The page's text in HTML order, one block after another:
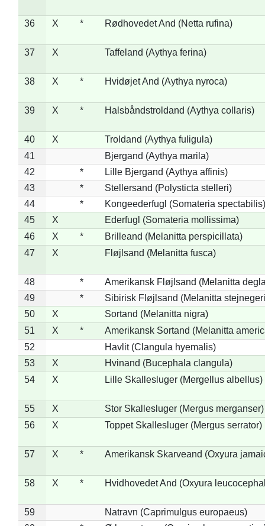
36 X * Rødhovedet And (Netta rufina)
37 X Taffeland (Aythya ferina)
38 X * Hvidøjet And (Aythya nyroca)
39 X * Halsbåndstroldand (Aythya collaris)
40 X
Troldand (Aythya fuligula)
41
Bjergand (Aythya marila)
42
*
Lille Bjergand (Aythya affinis)
43
*
Stellersand (Polysticta stelleri)
44
*
Kongeederfugl (Somateria spectabilis)
45
X
Ederfugl (Somateria mollissima)
46
X *
Brilleand (Melanitta perspicillata)
47
X Fløjlsand (Melanitta fusca)
48 *
Amerikansk Fløjlsand (Melanitta
49
*
Sibirisk Fløjlsand (Melanitta
50
X
Sortand (Melanitta nigra)
51
X *
Amerikansk Sortand (Melanitta
52
Havlit (Clangula hyemalis)
53
X
Hvinand (Bucephala clangula)
54
X Lille Skallesluger (Mergellus albellus)
55 X
Stor Skallesluger (Mergus merganser)
56
X Toppet Skallesluger (Mergus serrator)
57 X * Amerikansk Skarveand (Oxyura
58 X * Hvidhovedet And (Oxyura
59
Natravn (Caprimulgus europaeus)